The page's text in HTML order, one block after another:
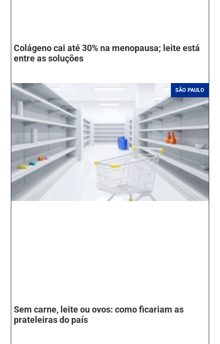
Colágeno cai até 30% na menopausa; leite está
entre as soluções
SÃO PAULO
Sem carne, leite ou ovos: como ficariam as
prateleiras do país